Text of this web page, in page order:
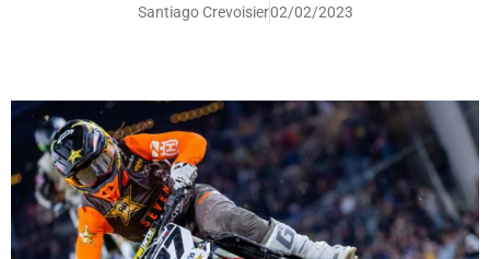
Santiago Crevoisier02/02/2023